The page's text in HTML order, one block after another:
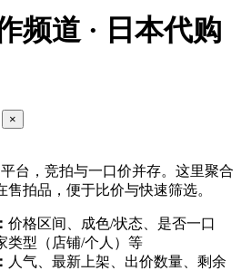
频道 · 日本代购
×
台，竞拍与一口价并存。这里聚合
拍品，便于比价与快速筛选。
价格区间、成色/状态、是否一口
类型（店铺/个人）等
人气、最新上架、出价数量、剩余